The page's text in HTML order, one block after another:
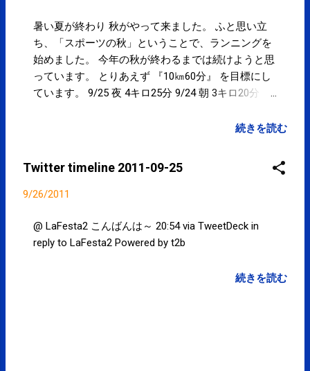
ンニングコース（1周約1ｋｍ）を走っています。タ
イムは公園の時計です。結構、アバウトです(笑)
16:55 via TweetDeck in reply to Naoko_Oy 【SPC-
NEWS】更新しました。 #江東区 - スポーツの秋
ランニング編 - http://t.co/8KpuIdMt 16:00 via
ならやめても良いのでは？のぼりを立てて啓発で十
Powered by t2b
暑い夏が終わり 秋がやって来ました。 ふと思い立
ち、「スポーツの秋」ということで、ランニングを
始めました。 今年の秋が終わるまでは続けようと思
っています。 とりあえず 『10㎞60分』 を目標にし
ています。 9/25 夜 4キロ25分 9/24 朝 3キロ20分
ラソン大会への参加は考えていません。 さくま続きを読む
Twitter timeline 2011-09-25
9/26/2011
@ LaFesta2 こんばんは～ 20:54 via TweetDeck in
reply to LaFesta2 Powered by t2b
続きを読む